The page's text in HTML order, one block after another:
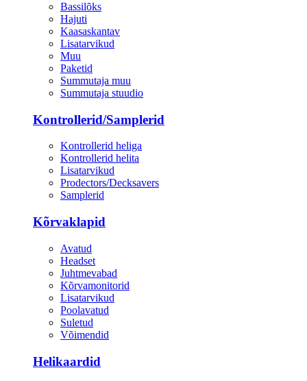
Bassilõks
Hajuti
Kaasaskantav
Lisatarvikud
Muu
Paketid
Summutaja muu
Summutaja stuudio
Kontrollerid/Samplerid
Kontrollerid heliga
Kontrollerid helita
Lisatarvikud
Prodectors/Decksavers
Samplerid
Kõrvaklapid
Avatud
Headset
Juhtmevabad
Kõrvamonitorid
Lisatarvikud
Poolavatud
Suletud
Võimendid
Helikaardid